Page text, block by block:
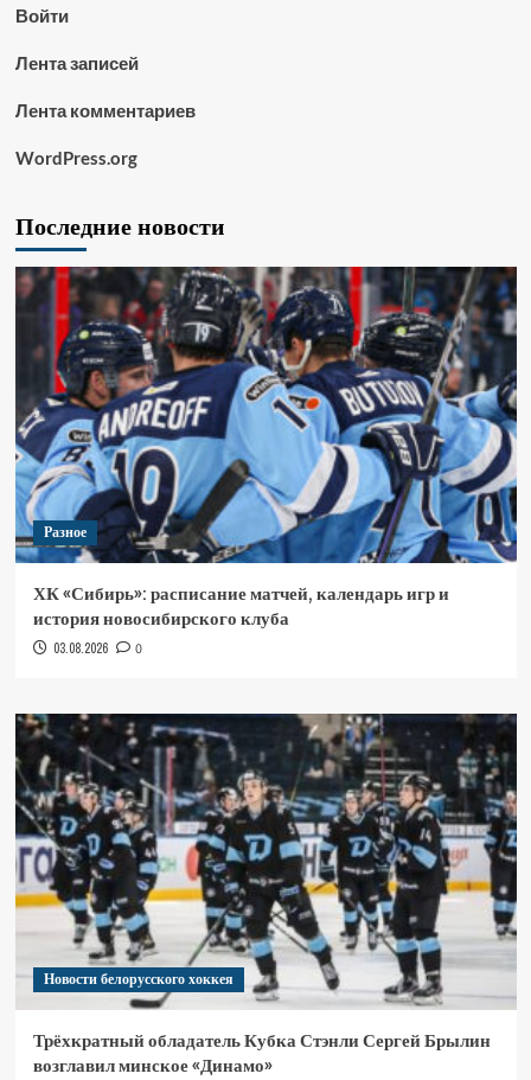
Войти
Лента записей
Лента комментариев
WordPress.org
Последние новости
Разное
ХК «Сибирь»: расписание матчей, календарь игр и
история новосибирского клуба
03.08.2026 0
Новости белорусского хоккея
Трёхкратный обладатель Кубка Стэнли Сергей Брылин
возглавил минское «Динамо»